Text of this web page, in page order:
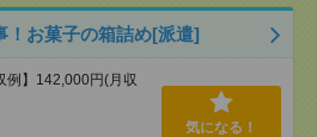
！お菓子の箱詰め[派遣]
】142,000円(月収
気になる！